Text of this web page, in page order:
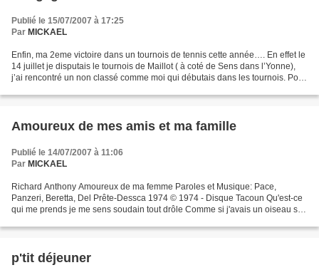
Publié le 15/07/2007 à 17:25
Par MICKAEL
Enfin, ma 2eme victoire dans un tournois de tennis cette année…. En effet le
14 juillet je disputais le tournois de Maillot ( à coté de Sens dans l’Yonne),
j’ai rencontré un non classé comme moi qui débutais dans les tournois. Pour
Amoureux de mes amis et ma famille
Publié le 14/07/2007 à 11:06
Par MICKAEL
Richard Anthony Amoureux de ma femme Paroles et Musique: Pace,
Panzeri, Beretta, Del Prête-Dessca 1974 © 1974 - Disque Tacoun Qu'est-ce
qui me prends je me sens soudain tout drôle Comme si j'avais un oiseau sur
p'tit déjeuner